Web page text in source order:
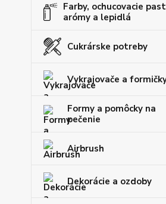
Farby, ochucovacie
arómy a lepidlá
Cukrárske potreby
Vykrajovače a
Formy a pomôcky na
pečenie
Airbrush
Dekorácie a ozdoby